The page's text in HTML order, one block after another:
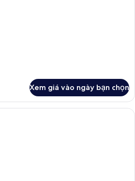
Xem giá vào ngày bạn chọn